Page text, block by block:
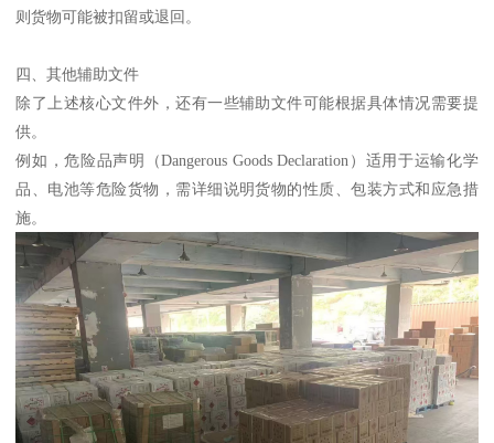
则货物可能被扣留或退回。
四、其他辅助文件
除了上述核心文件外，还有一些辅助文件可能根据具体情况需要提
供。
例如，危险品声明（Dangerous Goods Declaration）适用于运输化学
品、电池等危险货物，需详细说明货物的性质、包装方式和应急措
施。